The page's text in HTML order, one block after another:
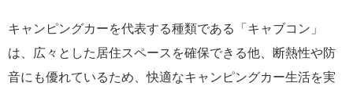
キャンピングカーを代表する種類である「キャブコン」
は、広々とした居住スペースを確保できる他、断熱性や防
音にも優れているため、快適なキャンピングカー生活を実